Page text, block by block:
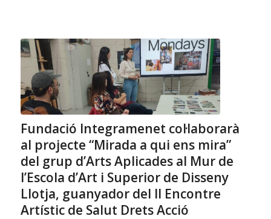
Fundació Integramenet col·laborarà
al projecte “Mirada a qui ens mira”
del grup d’Arts Aplicades al Mur de
l’Escola d’Art i Superior de Disseny
Llotja, guanyador del II Encontre
Artístic de Salut Drets Acció